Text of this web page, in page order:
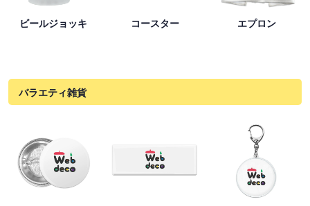
ビールジョッキ コースター エプロン
バラエティ雑貨